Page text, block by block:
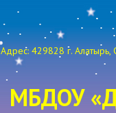
Адрес: 429828 г. Алатырь,
МБДОУ